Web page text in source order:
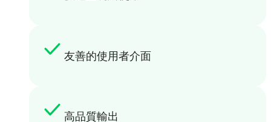
友善的使用者介面
高品質輸出